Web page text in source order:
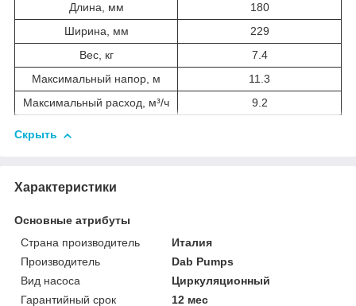
Длина, мм
180
Ширина, мм
229
Вес, кг
7.4
Максимальный напор, м
11.3
Максимальный расход, м³/ч
9.2
Скрыть
Характеристики
Основные атрибуты
Страна производитель
Италия
Производитель
Dab Pumps
Вид насоса
Циркуляционный
Гарантийный срок
12 мес